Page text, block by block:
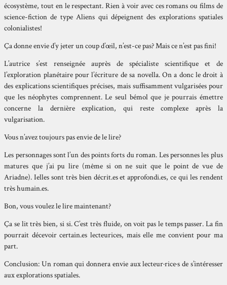
écosystème, tout en le respectant. Rien à voir avec ces romans ou films de
science-fiction de type Aliens qui dépeignent des explorations spatiales
colonialistes!
Ça donne envie d’y jeter un coup d’œil, n’est-ce pas? Mais ce n’est pas fini!
L’autrice s’est renseignée auprès de spécialiste scientifique et de
l’exploration planétaire pour l’écriture de sa novella. On a donc le droit à
des explications scientifiques précises, mais suffisamment vulgarisées pour
que les néophytes comprennent. Le seul bémol que je pourrais émettre
concerne la dernière explication, qui reste complexe après la
vulgarisation.
Vous n’avez toujours pas envie de le lire?
Les personnages sont l’un des points forts du roman. Les personnes les plus
matures que j’ai pu lire (même si on ne suit que le point de vue de
Ariadne). Ielles sont très bien décrit.es et approfondi.es, ce qui les rendent
très humain.es.
Bon, vous voulez le lire maintenant?
Ça se lit très bien, si si. C’est très fluide, on voit pas le temps passer. La fin
pourrait décevoir certain.es lecteurices, mais elle me convient pour ma
part.
Conclusion: Un roman qui donnera envie aux lecteur·rice·s de s’intéresser
aux explorations spatiales.